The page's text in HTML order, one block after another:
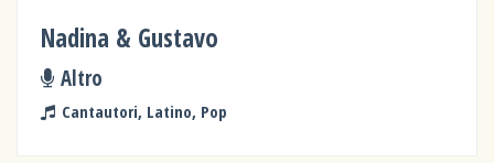
Nadina & Gustavo
Altro
Cantautori, Latino, Pop